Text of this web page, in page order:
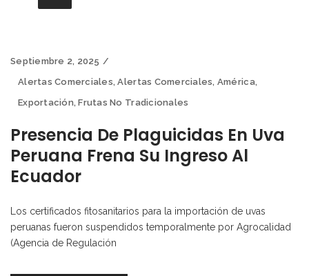
Septiembre 2, 2025
Alertas Comerciales,Alertas Comerciales, América,
Exportación,Frutas No Tradicionales
Presencia De Plaguicidas En Uva
Peruana Frena Su Ingreso Al
Ecuador
Los certificados fitosanitarios para la importación de uvas
peruanas fueron suspendidos temporalmente por Agrocalidad
(Agencia de Regulación